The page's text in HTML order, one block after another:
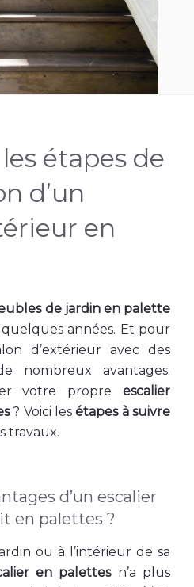
étapes de
d’un
en
de jardin en palette
années. Et pour
d’extérieur avec des
nombreux avantages.
votre propre escalier
? Voici lesétapes à suivre
travaux.
d’un escalier
en palettes ?
ou à l’intérieur de sa
en palettesn’a plus